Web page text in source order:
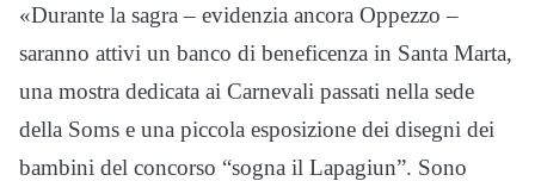
«Durante la sagra – evidenzia ancora Oppezzo –
saranno attivi un banco di beneficenza in Santa Marta,
una mostra dedicata ai Carnevali passati nella sede
della Soms e una piccola esposizione dei disegni dei
bambini del concorso “sogna il Lapagiun”. Sono